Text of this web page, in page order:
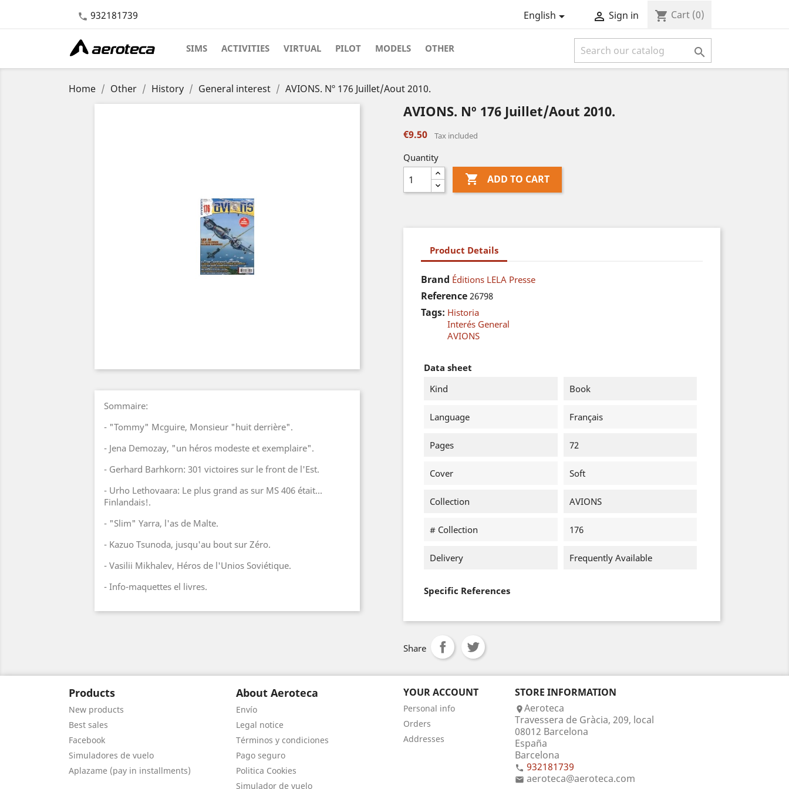
 932181739 English  Sign in shopping_cart Cart (0)
SIMS ACTIVITIES VIRTUAL PILOT MODELS OTHER 
Home Other History General interest AVIONS. Nº 176 Juillet/Aout 2010.
Sommaire:
- "Tommy" Mcguire, Monsieur "huit derrière".
- Jena Demozay, "un héros modeste et exemplaire".
- Gerhard Barhkorn: 301 victoires sur le front de l'Est.
- Urho Lethovaara: Le plus grand as sur MS 406 était...
Finlandais!.
- "Slim" Yarra, l'as de Malte.
- Kazuo Tsunoda, jusqu'au bout sur Zéro.
- Vasilii Mikhalev, Héros de l'Unios Soviétique.
- Info-maquettes el livres.
AVIONS. Nº 176 Juillet/Aout 2010.
€9.50 Tax included
Quantity
 ADD TO CART
Product Details
Brand Éditions LELA Presse
Reference 26798
Tags: Historia
Interés General
AVIONS
Data sheet
Kind
Book
Language Français
Pages 72
Cover Soft
Collection AVIONS
# Collection 176
Delivery Frequently Available
Specific References
Share
Products
New products
Best sales
Facebook
Simuladores de vuelo
Aplazame (pay in installments)
About Aeroteca
Envío
Legal notice
Términos y condiciones
Pago seguro
Politica Cookies
Simulador de vuelo
YOUR ACCOUNT
Personal info
Orders
Addresses
STORE INFORMATION
Aeroteca
Travessera de Gràcia, 209, local
08012 Barcelona
España
Barcelona
 932181739
 aeroteca@aeroteca.com